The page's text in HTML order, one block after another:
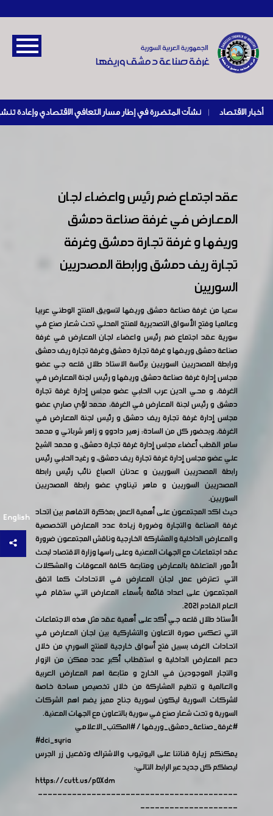
أخبار الاقتصاد |
English
عقد اجتماع ضم رئيس واعضاء لجان
المعارض في غرفة صناعة دمشق
وريفها و غرفة تجارة دمشق وغرفة
تجارة ريف دمشق ورابطة المصدريين
السوريين
سعيا من غرفة صناعة دمشق وريفها لتسويق المنتج الوطني عربيا
وعالميا وفتح الأسواق التصديرية للمنتج المحلي تحت شعار صنع في
سورية عقد اجتماع ضم رئيس واعضاء لجان المعارض في غرفة
صناعة دمشق وريفها و غرفة تجارة دمشق وغرفة تجارة ريف دمشق
ورابطة المصدريين السوريين برئاسة الاستاذ طلال قلعه جي عضو
مجلس إدارة غرفة صناعة دمشق وريفها و رئيس لجنة المعارض في
الغرفة، و محي الدين عرب الحلبي عضو مجلس إدارة غرفة تجارة
دمشق و رئيس لجنة المعارض في الغرفة، محمد لؤي صاري عضو
مجلس إدارة غرفة تجارة ريف دمشق و رئيس لجنة المعارض في
الغرفة، وبحضور كل من السادة: زهير دادوو و زاهر شرباتي و محمد
سامر القطب أعضاء مجلس إدارة غرفة تجارة دمشق، و محمد الشيخ
علي عضو مجلس إدارة غرفة تجارة ريف دمشق، و رغيد الحلبي رئيس
رابطة المصدريين السوريين و عدنان الصباغ نائب رئيس رابطة
المصدريين السوريين و ماهر تيناوي عضو رابطة المصدريين
السوريين.
حيث اكد المجتمعون على أهمية العمل بمذكرة التفاهم بين اتحاد
غرفة الصناعة والتجارة وضرورة زيادة عدد المعارض التخصصية
والمعارض الداخلية والمشاركة الخارجية وناقش المجتمعون ضرورة
عقد اجتماعات مع الجهات المعنية وعلى راسها وزارة الاقتصاد لبحث
الأمور المتعلقة بالمعارض ومتابعة كافة المعوقات والمشكلات
التي تعترض عمل لجان المعارض في الاتحادات كما اتفق
المجتمعون على اعداد قائمة بأسماء المعارض التي ستقام في
العام القادم 2021.
الأستاذ طلال قلعه جي أكد على أهمية عقد مثل هذه الاجتماعات
التي تعكس صورة التعاون والتشاركية بين لجان المعارض في
اتحادات الغرف بسبيل فتح أسواق خارجية للمنتج السوري من خلال
دعم المعارض الداخلية و استقطاب أكبر عدد ممكن من الزوار
والتجار الموجودين في الخارج و متابعة اهم المعارض العربية
والعالمية و تنظيم المشاركة من خلال تخصيص مساحة خاصة
للشركات السورية ليكون لسورية جناح مميز يضم اهم الشركات
السورية و تحت شعار صنع في سورية بالتعاون مع الجهات المعنية.
#غرفة_صناعة_دمشق_وريفها/#المكتب_الاعلامي
#dci_syria
يمكنكم زيارة قناتنا على اليوتيوب والاشتراك وتفعيل زر الجرس
ليصلكم كل جديد عبر الرابط التالي:
https://cutt.us/pOXdm
-----------------------------------------
--------------------